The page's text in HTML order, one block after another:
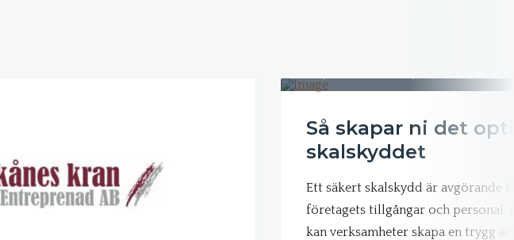
Så skapar ni det
skalskyddet
Ett säkert skalskydd är avgörande
företagets tillgångar och personal.
kan verksamheter skapa en trygg